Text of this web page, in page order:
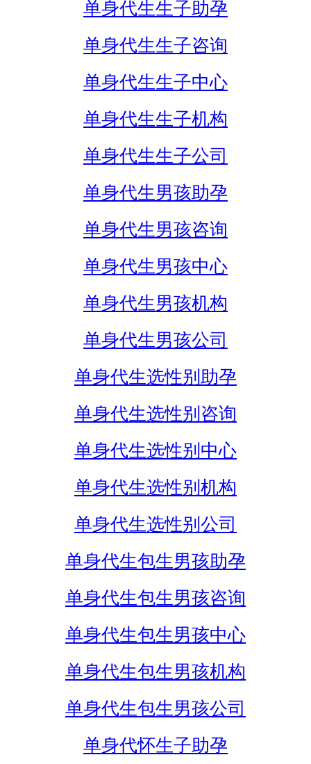
单身代生生子助孕
单身代生生子咨询
单身代生生子中心
单身代生生子机构
单身代生生子公司
单身代生男孩助孕
单身代生男孩咨询
单身代生男孩中心
单身代生男孩机构
单身代生男孩公司
单身代生选性别助孕
单身代生选性别咨询
单身代生选性别中心
单身代生选性别机构
单身代生选性别公司
单身代生包生男孩助孕
单身代生包生男孩咨询
单身代生包生男孩中心
单身代生包生男孩机构
单身代生包生男孩公司
单身代怀生子助孕